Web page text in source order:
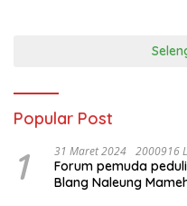
Popular Post
1 31 Maret 2024 2000916
Forum pemuda
Blang Naleung